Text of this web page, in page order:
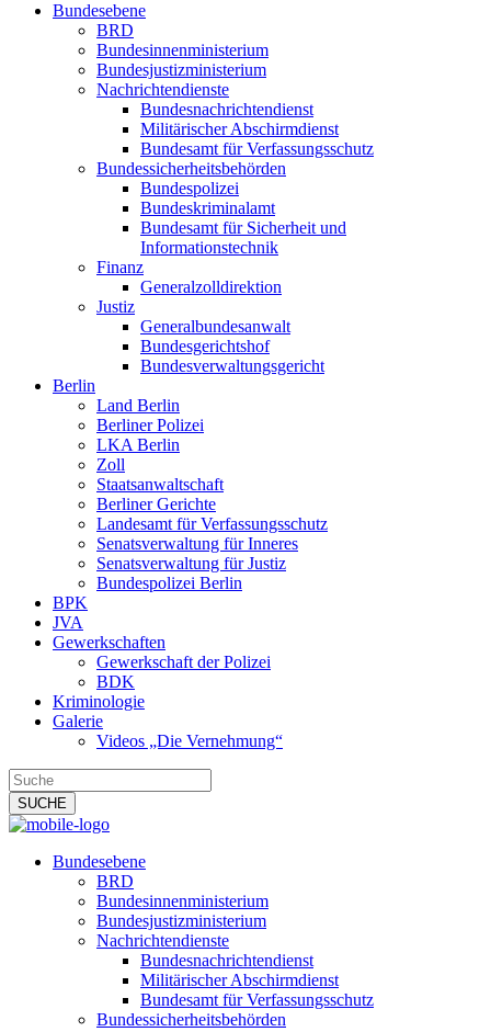
Bundesebene
BRD
Bundesinnenministerium
Bundesjustizministerium
Nachrichtendienste
Bundesnachrichtendienst
Militärischer Abschirmdienst
Bundesamt für Verfassungsschutz
Bundessicherheitsbehörden
Bundespolizei
Bundeskriminalamt
Bundesamt für Sicherheit und
Informationstechnik
Finanz
Generalzolldirektion
Justiz
Generalbundesanwalt
Bundesgerichtshof
Bundesverwaltungsgericht
Berlin
Land Berlin
Berliner Polizei
LKA Berlin
Zoll
Staatsanwaltschaft
Berliner Gerichte
Landesamt für Verfassungsschutz
Senatsverwaltung für Inneres
Senatsverwaltung für Justiz
Bundespolizei Berlin
BPK
JVA
Gewerkschaften
Gewerkschaft der Polizei
BDK
Kriminologie
Galerie
Videos „Die Vernehmung“
Bundesebene
BRD
Bundesinnenministerium
Bundesjustizministerium
Nachrichtendienste
Bundesnachrichtendienst
Militärischer Abschirmdienst
Bundesamt für Verfassungsschutz
Bundessicherheitsbehörden